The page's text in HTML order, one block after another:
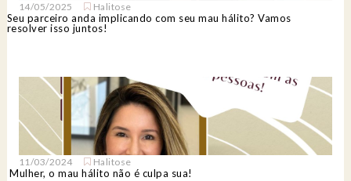
14/05/2025 Halitose
Seu parceiro anda implicando com seu mau hálito? Vamos
resolver isso juntos!
11/03/2024 Halitose
Mulher, o mau hálito não é culpa sua!